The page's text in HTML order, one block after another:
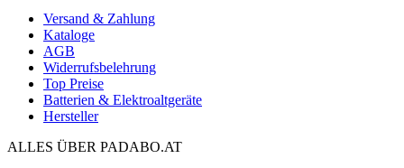
Versand & Zahlung
Kataloge
AGB
Widerrufsbelehrung
Top Preise
Batterien & Elektroaltgeräte
Hersteller
ALLES ÜBER PADABO.AT